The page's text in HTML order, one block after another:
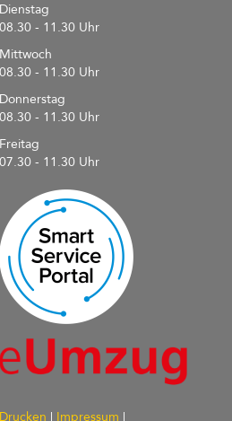
Dienstag
08.30 - 11.30 Uhr
Mittwoch
08.30 - 11.30 Uhr
Donnerstag
08.30 - 11.30 Uhr
Freitag
07.30 - 11.30 Uhr
Drucken | Impressum |